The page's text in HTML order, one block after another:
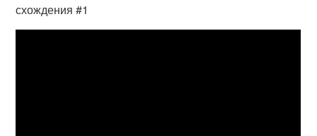
схождения #1